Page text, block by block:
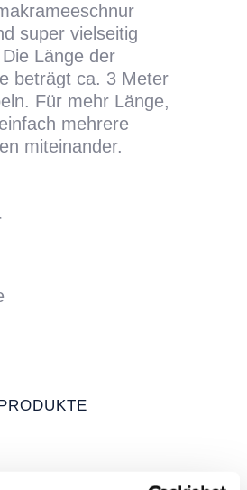
super vielseitig
Länge der
beträgt ca. 3 Meter
Für mehr Länge,
mehrere
miteinander.